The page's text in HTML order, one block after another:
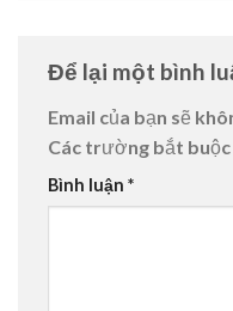
Để lại một bình
Email của bạn sẽ
Các trường bắt
Bình luận *